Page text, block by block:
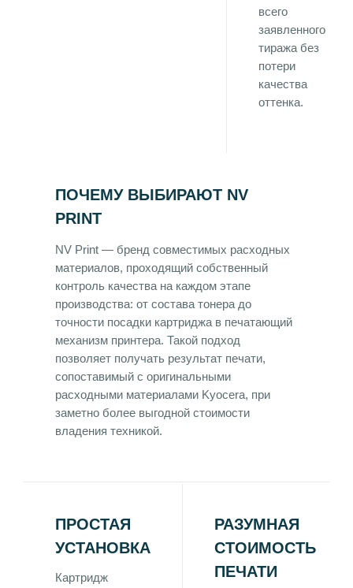
всего
заявленного
тиража без
потери
качества
оттенка.
ПОЧЕМУ ВЫБИРАЮТ NV
PRINT
NV Print — бренд совместимых расходных
материалов, проходящий собственный
контроль качества на каждом этапе
производства: от состава тонера до
точности посадки картриджа в печатающий
механизм принтера. Такой подход
позволяет получать результат печати,
сопоставимый с оригинальными
расходными материалами Kyocera, при
заметно более выгодной стоимости
владения техникой.
ПРОСТАЯ
УСТАНОВКА
Картридж
РАЗУМНАЯ
СТОИМОСТЬ
ПЕЧАТИ